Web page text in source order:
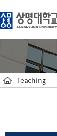
Teaching